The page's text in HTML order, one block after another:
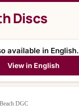
Discs
available in English.
View in English
DGC